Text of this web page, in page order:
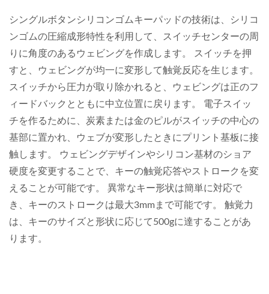
シングルボタンシリコンゴムキーパッドの技術は、シリコ
ンゴムの圧縮成形特性を利用して、スイッチセンターの周
りに角度のあるウェビングを作成します。 スイッチを押
すと、ウェビングが均一に変形して触覚反応を生じます。
スイッチから圧力が取り除かれると、ウェビングは正のフ
ィードバックとともに中立位置に戻ります。 電子スイッ
チを作るために、炭素または金のピルがスイッチの中心の
基部に置かれ、ウェブが変形したときにプリント基板に接
触します。 ウェビングデザインやシリコン基材のショア
硬度を変更することで、キーの触覚応答やストロークを変
えることが可能です。 異常なキー形状は簡単に対応で
き、キーのストロークは最大3mmまで可能です。 触覚力
は、キーのサイズと形状に応じて500gに達することがあ
ります。